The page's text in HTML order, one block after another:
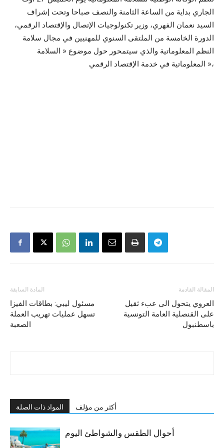
الجاري بداية من الساعة الثامنة والنصف صباحا وتحت إشراف
السيد نعمان الفهري، وزير تكنولوجيات الإتصال والإقتصاد الرقمي،
الدورة الخامسة من الملتقى السنوي للمهنيين في مجال سلامة
النظم المعلوماتية والذي سيتمحور حول موضوع « السلامة
المعلوماتية في خدمة الإقتصاد الرقمي »،
المادة السابقة
مسئول ليبي: بطاقات الفيزا
تسهل عمليات تهريب العملة
الصعبة
المقالة القادمة
العروي يتحول الى عبء ثقيل
على القنصلية العامة التونسية
باسطنبول
المواد ذات الصلة أكثر من مؤلف
أحوال الطقس والشواطئ اليوم